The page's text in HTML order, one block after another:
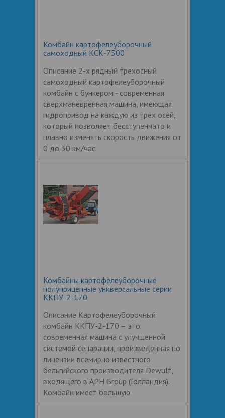
Комбайн картофелеуборочный
самоходный КСК-7500
Описание 2-х рядный трехосный
самоходный картофелеуборочный
комбайн с бункером - современная
сверхманевренная машина, имеющая
гидропривод на каждую из трех осей,
который позволяет бесступенчато и
плавно изменять скорость движения от
0 до 30 км/час.
Комбайны картофелеуборочные
полуприцепные универсальные серии
ККПУ-2-170
Описание Картофелеуборочный
комбайн ККПУ-2-170 – это
современная машина с улучшенной
системой сепарации, произведенная по
лицензии всемирно известного
бельгийского производителя Dewulf,
входящего в APH Group (Голландия).
Комбайн имеет большую